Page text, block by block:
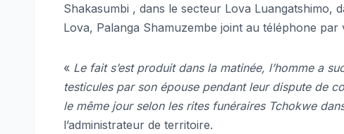
Shakasumbi , dans le secteur Lova Luangatshimo,
Lova, Palanga Shamuzembe joint au téléphone par
« Le fait s’est produit dans la matinée, l’homme a
testicules par son épouse pendant leur dispute de
le même jour selon les rites funéraires Tchokwe
l’administrateur de territoire.